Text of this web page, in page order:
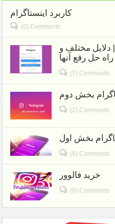
کاربرد اینستاگرام
(0) Comments
دلایل مختلف و
راه حل رفع آنها
(7) Comments
بخش دوم
(2) Comments
بخش اول
(8) Comments
خرید فالوور
(0) Comments